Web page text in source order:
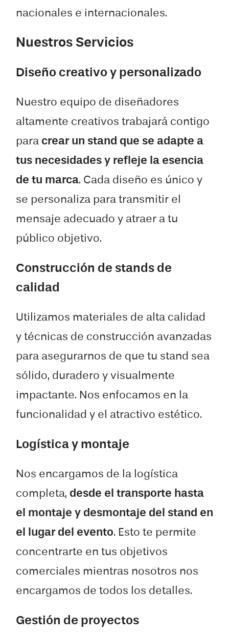
nacionales e internacionales.
Nuestros Servicios
Diseño creativo y personalizado
Nuestro equipo de diseñadores
altamente creativos trabajará contigo
para crear un stand que se adapte a
tus necesidades y refleje la esencia
de tu marca. Cada diseño es único y
se personaliza para transmitir el
mensaje adecuado y atraer a tu
público objetivo.
Construcción de stands de
calidad
Utilizamos materiales de alta calidad
y técnicas de construcción avanzadas
para asegurarnos de que tu stand sea
sólido, duradero y visualmente
impactante. Nos enfocamos en la
funcionalidad y el atractivo estético.
Logística y montaje
Nos encargamos de la logística
completa, desde el transporte hasta
el montaje y desmontaje del stand en
el lugar del evento. Esto te permite
concentrarte en tus objetivos
comerciales mientras nosotros nos
encargamos de todos los detalles.
Gestión de proyectos